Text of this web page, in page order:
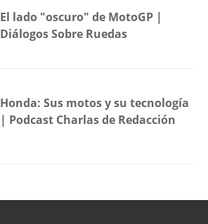
El lado "oscuro" de MotoGP |
Diálogos Sobre Ruedas
Honda: Sus motos y su tecnología
| Podcast Charlas de Redacción